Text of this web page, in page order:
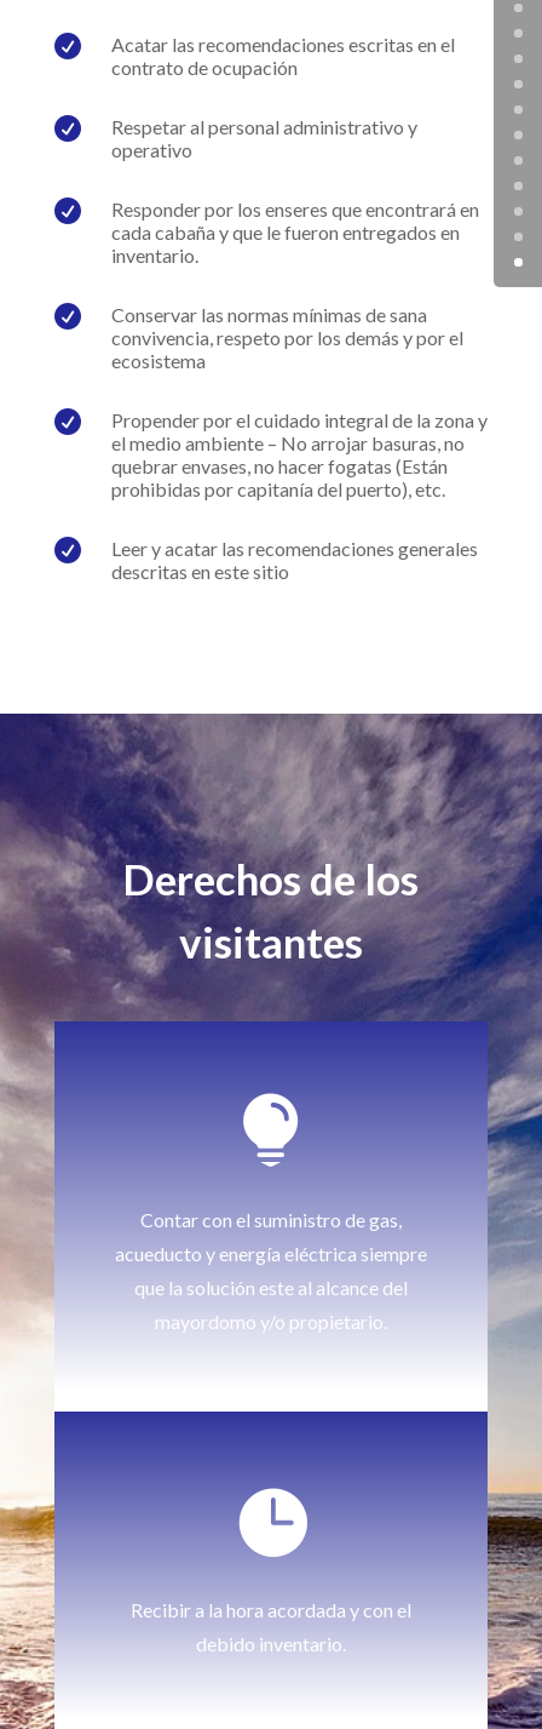

Acatar las recomendaciones escritas en el
contrato de ocupación

Respetar al personal administrativo y
operativo

Responder por los enseres que encontrará en
cada cabaña y que le fueron entregados en
inventario.

Conservar las normas mínimas de sana
convivencia, respeto por los demás y por el
ecosistema

Propender por el cuidado integral de la zona y
el medio ambiente – No arrojar basuras, no
quebrar envases, no hacer fogatas (Están
prohibidas por capitanía del puerto), etc.

Leer y acatar las recomendaciones generales
descritas en este sitio
Derechos de los
visitantes

Contar con el suministro de gas,
acueducto y energía eléctrica siempre
que la solución este al alcance del
mayordomo y/o propietario.

Recibir a la hora acordada y con el
debido inventario.